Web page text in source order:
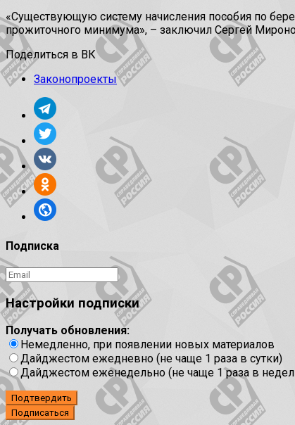
«Существующую систему начисления пособия по
прожиточного минимума», – заключил Сергей
Поделиться в ВК
Законопроекты
Подписка
Настройки подписки
Получать обновления:
Немедленно, при появлении новых материалов
Дайджестом ежедневно (не чаще 1 раза в сутки)
Дайджестом еженедельно (не чаще 1 раза в
Подтвердить